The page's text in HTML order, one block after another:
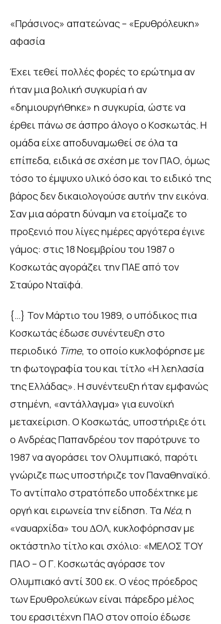
«Πράσινος» απατεώνας – «Ερυθρόλευκη»
αφασία
Έχει τεθεί πολλές φορές το ερώτηµα αν
ήταν µια βολική συγκυρία ή αν
«δηµιουργήθηκε» η συγκυρία, ώστε να
έρθει πάνω σε άσπρο άλογο ο Κοσκωτάς. Η
οµάδα είχε αποδυναµωθεί σε όλα τα
επίπεδα, ειδικά σε σχέση µε τον ΠΑΟ, όµως
τόσο το έµψυχο υλικό όσο και το ειδικό της
βάρος δεν δικαιολογούσε αυτήν την εικόνα.
Σαν µια αόρατη δύναµη να ετοίµαζε το
προξενιό που λίγες ηµέρες αργότερα έγινε
γάµος: στις 18 Νοεµβρίου του 1987 ο
Κοσκωτάς αγοράζει την ΠΑΕ από τον
Σταύρο Νταϊφά.
{…} Τον Μάρτιο του 1989, ο υπόδικος πια
Κοσκωτάς έδωσε συνέντευξη στο
περιοδικό Time, το οποίο κυκλοφόρησε µε
τη φωτογραφία του και τίτλο «Η λεηλασία
της Ελλάδας». Η συνέντευξη ήταν εµφανώς
στηµένη, «αντάλλαγµα» για ευνοϊκή
µεταχείριση. Ο Κοσκωτάς, υποστήριξε ότι
ο Ανδρέας Παπανδρέου τον παρότρυνε το
1987 να αγοράσει τον Ολυµπιακό, παρότι
γνώριζε πως υποστήριζε τον Παναθηναϊκό.
Το αντίπαλο στρατόπεδο υποδέχτηκε µε
οργή και ειρωνεία την είδηση. Τα Νέα, η
«ναυαρχίδα» του ∆ΟΛ, κυκλοφόρησαν µε
οκτάστηλο τίτλο και σχόλιο: «ΜΕΛΟΣ ΤΟΥ
ΠΑΟ – Ο Γ. Κοσκωτάς αγόρασε τον
Ολυµπιακό αντί 300 εκ. Ο νέος πρόεδρος
των Ερυθρολεύκων είναι πάρεδρο µέλος
του ερασιτέχνη ΠΑΟ στον οποίο έδωσε